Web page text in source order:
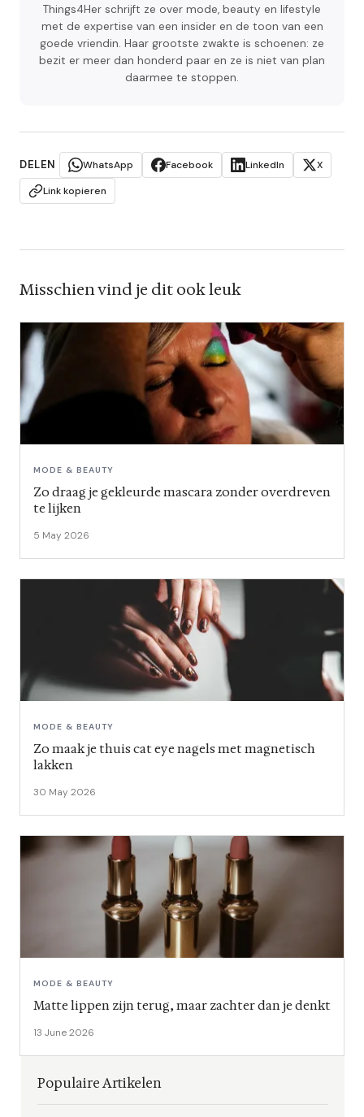
Things4Her schrijft ze over mode, beauty en lifestyle
met de expertise van een insider en de toon van een
goede vriendin. Haar grootste zwakte is schoenen: ze
bezit er meer dan honderd paar en ze is niet van plan
daarmee te stoppen.
DELEN WhatsApp Facebook LinkedIn
X
Link kopieren
Misschien vind je dit ook leuk
MODE & BEAUTY
Zo draag je gekleurde mascara zonder overdreven
te lijken
5 May 2026
MODE & BEAUTY
Zo maak je thuis cat eye nagels met magnetisch
lakken
30 May 2026
MODE & BEAUTY
Matte lippen zijn terug, maar zachter dan je denkt
13 June 2026
Populaire Artikelen